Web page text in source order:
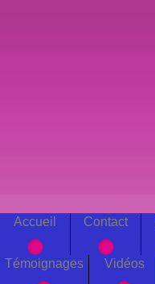
Accueil Contact
Témoignages Vidéos